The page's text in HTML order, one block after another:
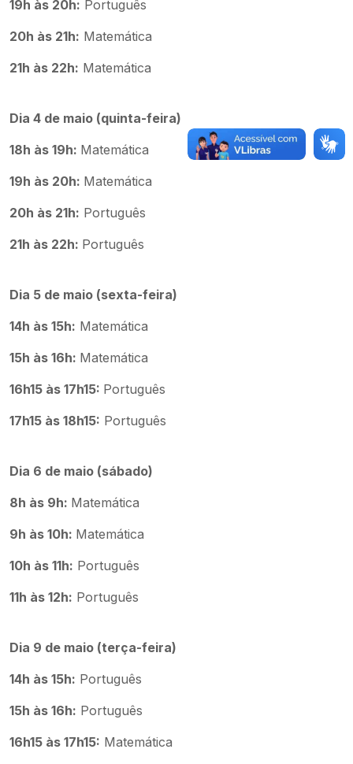
19h às 20h: Português
20h às 21h: Matemática
21h às 22h: Matemática
Dia 4 de maio (quinta-feira)
18h às 19h: Matemática
19h às 20h: Matemática
20h às 21h: Português
21h às 22h: Português
Dia 5 de maio (sexta-feira)
14h às 15h: Matemática
15h às 16h: Matemática
16h15 às 17h15: Português
17h15 às 18h15: Português
Dia 6 de maio (sábado)
8h às 9h: Matemática
9h às 10h: Matemática
10h às 11h: Português
11h às 12h: Português
Dia 9 de maio (terça-feira)
14h às 15h: Português
15h às 16h: Português
16h15 às 17h15: Matemática